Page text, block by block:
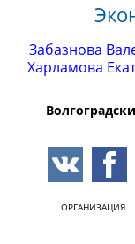
Забазнова
Харламова
ОРГАНИЗАЦИЯ